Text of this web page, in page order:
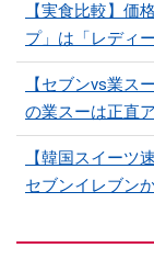
【実食比較】価
プ」は「レディ
【セブンvs業ス
の業スーは正直
【韓国スイーツ
セブンイレブン